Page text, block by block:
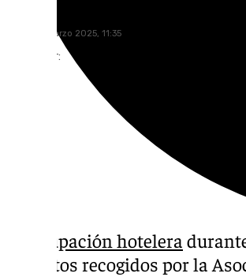
lunes, 31 marzo 2025, 11:35
Compartir:
ocupación hotelera
los datos recogidos por la